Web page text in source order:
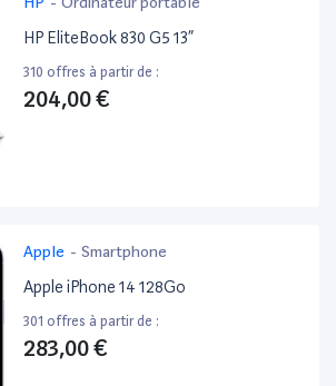
HP EliteBook 830 G5 13”
310 offres à partir de :
204,00 €
Apple - Smartphone
Apple iPhone 14 128Go
301 offres à partir de :
283,00 €